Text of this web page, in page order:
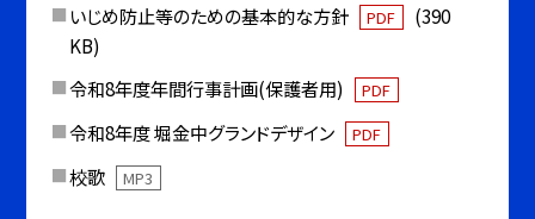
いじめ防止等のための基本的な方針
PDF
(390
KB)
令和8年度年間行事計画(保護者用)
PDF
令和8年度 堀金中グランドデザイン PDF
校歌 MP3